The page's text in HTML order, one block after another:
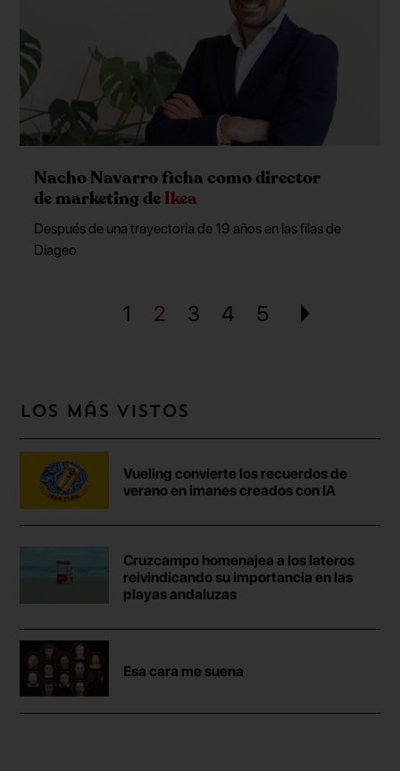
Nacho Navarro ficha como director
de marketing deIkea
Después de una trayectoria de 19 años en las filas de
Diageo
1 2 3 4 5
Los más vistos
Vueling convierte los recuerdos de
verano en imanes creados con IA
Cruzcampo homenajea a los lateros
reivindicando su importancia en las
playas andaluzas
Esa cara me suena